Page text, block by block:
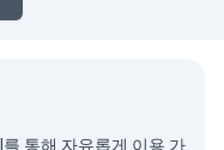
를 통해 자유롭게 이용 가